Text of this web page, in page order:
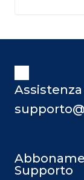
Assistenza
Supporto